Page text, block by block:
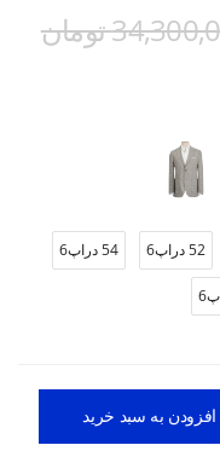
تومان
52 دراپ6 54 دراپ6
افزودن به سبد خرید